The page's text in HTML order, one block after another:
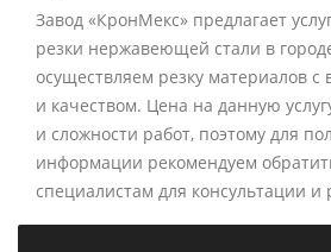
Завод «КронМекс» предлагает
резки нержавеющей стали в
осуществляем резку материалов с
и качеством. Цена на данную
и сложности работ, поэтому для
информации рекомендуем
специалистам для консультации и